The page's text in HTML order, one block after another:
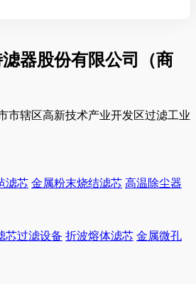
器股份有限公司（商
市辖区高新技术产业开发区过滤工业
滤芯 金属粉末烧结滤芯 高温除尘器
芯过滤设备 折波熔体滤芯 金属微孔